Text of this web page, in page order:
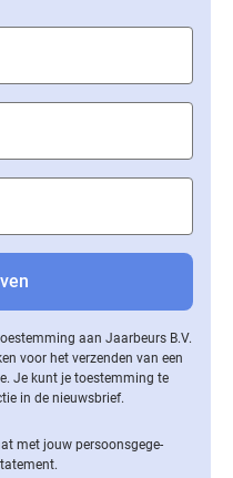
aan Jaarbeurs B.V.
voor het verzenden van een
Je kunt je toestemming te
in de nieuwsbrief.
met jouw per­soons­ge­ge­